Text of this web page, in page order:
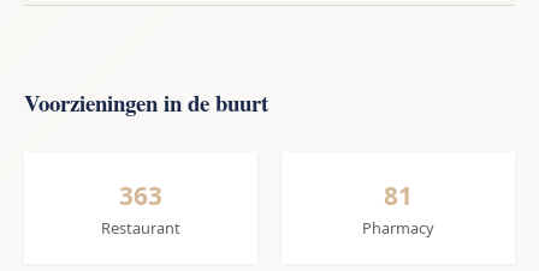
Voorzieningen in de buurt
363
Restaurant
81
Pharmacy